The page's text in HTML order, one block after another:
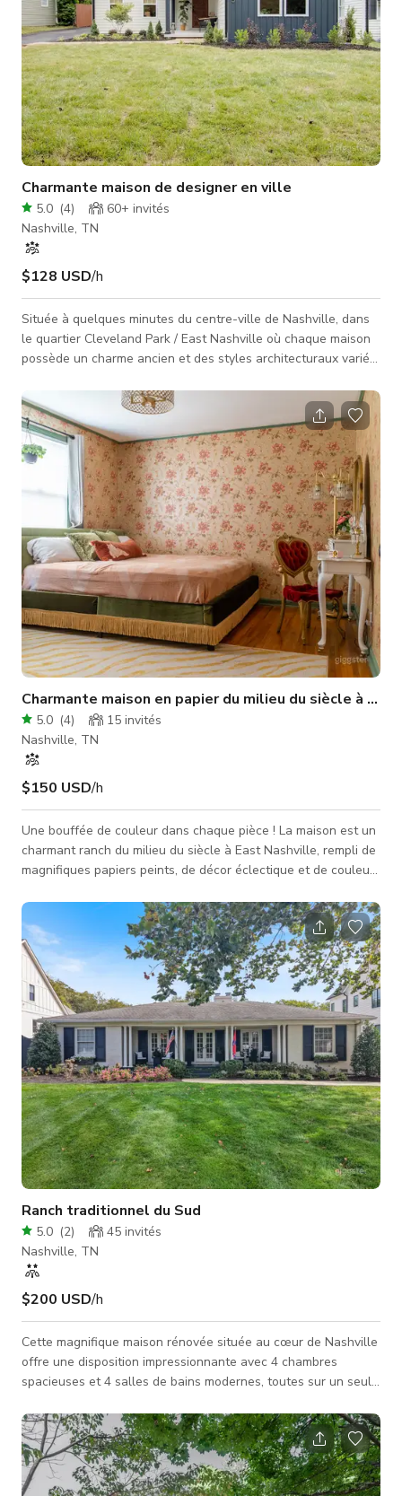
Charmante maison de designer en ville
5.0 (4) 60+ invités
Nashville, TN
$128 USD/h
Située à quelques minutes du centre-ville de Nashville, dans
le quartier Cleveland Park / East Nashville où chaque maison
possède un charme ancien et des styles architecturaux variés.
toujours présent avec un caractère et une sophistication
ajoutés pour moderniser la maison à aujourd'hui. Heureux de
discuter et d'offrir des tarifs groupés pour plusieurs jours
d'utilisation, n'hésitez pas à nous contacter pour toute
Charmante maison en papier du milieu du siècle à
5.0 (4) 15 invités
Nashville, TN
$150 USD/h
Une bouffée de couleur dans chaque pièce ! La maison est un
charmant ranch du milieu du siècle à East Nashville, rempli de
magnifiques papiers peints, de décor éclectique et de couleurs
Chacune des 6 pièces a sa propre ambiance unique, ce qui en
fait un espace parfait pour obtenir une large gamme de looks.
Veuillez noter qu'il y a une limite de 12 personnes et que
toutes les demandes de réservation doivent être faites au
moins
Ranch traditionnel du Sud
5.0 (2) 45 invités
Nashville, TN
$200 USD/h
Cette magnifique maison rénovée située au cœur de Nashville
offre une disposition impressionnante avec 4 chambres
spacieuses et 4 salles de bains modernes, toutes sur un seul
allier design contemporain et charme classique, en faisant un
choix idéal pour les familles ou les individus recherchant
confort et style. Avec une grande cour, un vaste porche avant,
une cour avant et arrière clôturées, et un espace généreux